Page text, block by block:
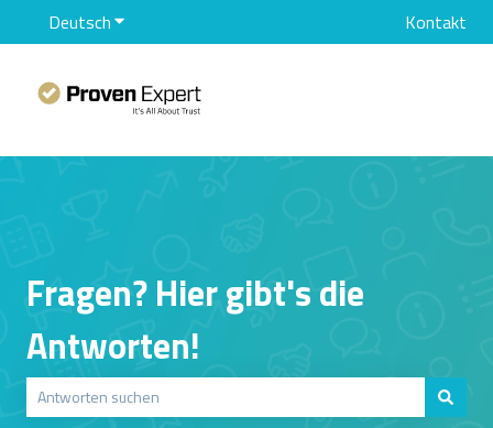
DeutschUntermenü für Übersetzungen anzeigenKontakt
Fragen? Hier gibt's die
Antworten!